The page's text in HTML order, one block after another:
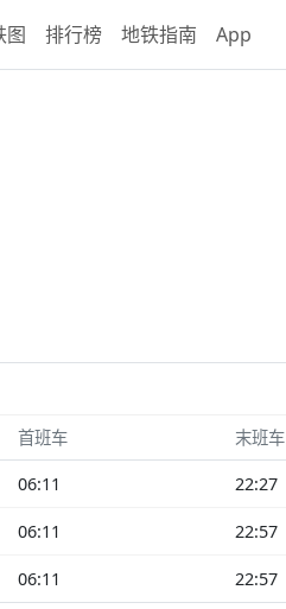
图 排行榜 地铁指南 App
首班车 末班车
06:11 22:27
06:11 22:57
06:11 22:57